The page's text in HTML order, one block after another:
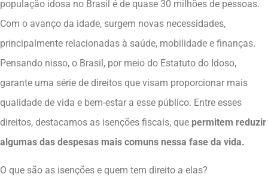
população idosa no Brasil é de quase 30 milhões de pessoas.
Com o avanço da idade, surgem novas necessidades,
principalmente relacionadas à saúde, mobilidade e finanças.
Pensando nisso, o Brasil, por meio do Estatuto do Idoso,
garante uma série de direitos que visam proporcionar mais
qualidade de vida e bem-estar a esse público. Entre esses
direitos, destacamos as isenções fiscais, que permitem reduzir
algumas das despesas mais comuns nessa fase da vida.
O que são as isenções e quem tem direito a elas?